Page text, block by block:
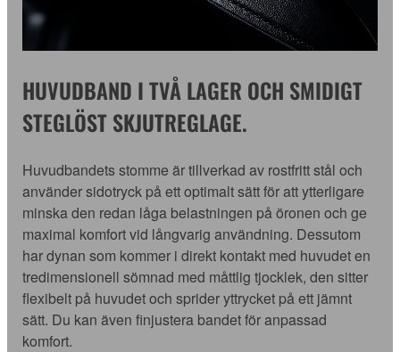
HUVUDBAND I TVÅ LAGER OCH SMIDIGT
STEGLÖST SKJUTREGLAGE.
Huvudbandets stomme är tillverkad av rostfritt stål och
använder sidotryck på ett optimalt sätt för att ytterligare
minska den redan låga belastningen på öronen och ge
maximal komfort vid långvarig användning. Dessutom
har dynan som kommer i direkt kontakt med huvudet en
tredimensionell sömnad med måttlig tjocklek, den sitter
flexibelt på huvudet och sprider yttrycket på ett jämnt
sätt. Du kan även finjustera bandet för anpassad
komfort.